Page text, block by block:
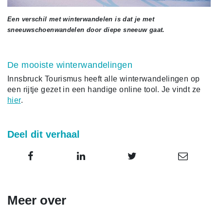
Een verschil met winterwandelen is dat je met
sneeuwschoenwandelen door diepe sneeuw gaat.
De mooiste winterwandelingen
Innsbruck Tourismus heeft alle winterwandelingen op
een rijtje gezet in een handige online tool. Je vindt ze
hier.
Deel dit verhaal
Meer over